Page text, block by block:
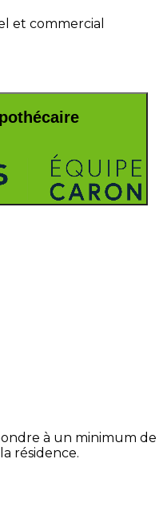
et commercial
à un minimum de
résidence.